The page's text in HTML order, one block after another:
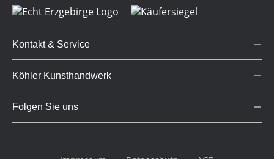
Kontakt & Service
Köhler Kunsthandwerk
Folgen Sie uns